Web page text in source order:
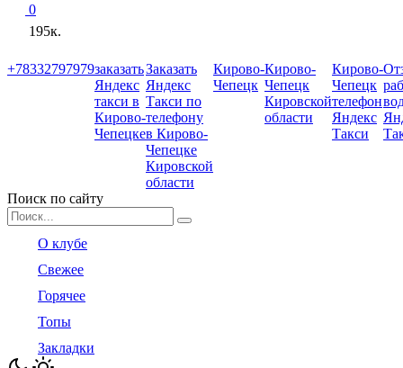
0
195к.
+78332797979заказать
Яндекс
такси в
Кирово-
Чепецке
Заказать
Яндекс
Такси по
телефону
в Кирово-
Чепецке
Кировской
области
Кирово-
Чепецк
Кирово-
Чепецк
Кировской
области
Кирово-
Чепецк
телефон
Яндекс
Такси
Поиск по сайту
Search
for:
О клубе
Свежее
Горячее
Топы
Закладки